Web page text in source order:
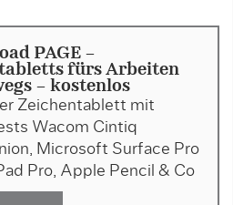
PAGE -
fürs Arbeiten
- kostenlos
Zeichentablett mit
Wacom Cintiq
Microsoft Surface Pro
Pro, Apple Pencil & Co